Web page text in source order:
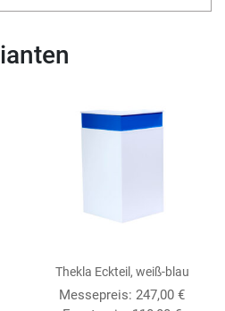
Thekla Eckteil, weiß-blau
Messepreis:247,00€